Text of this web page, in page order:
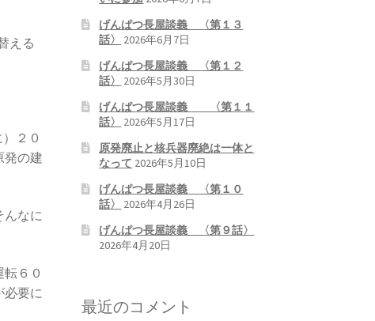
える
２０
発の建
なに
６０
要に
げんぱつ長屋談義 〈第１３
話〉
2026年6月7日
げんぱつ長屋談義 〈第１２
話〉
2026年5月30日
げんぱつ長屋談義 〈第１１
話〉
2026年5月17日
原発廃止と核兵器廃絶は一体と
なって 2026年5月10日
げんぱつ長屋談義 〈第１０
話〉
2026年4月26日
げんぱつ長屋談義 〈第９話〉
2026年4月20日
最近のコメント